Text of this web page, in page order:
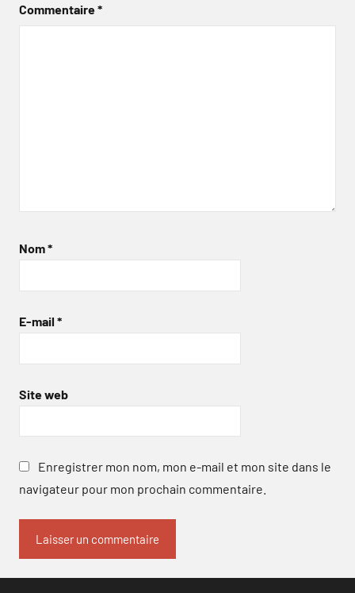
Commentaire*
Nom*
E-mail *
Site web
Enregistrer mon nom, mon e-mail et mon site dans le
navigateur pour mon prochain commentaire.